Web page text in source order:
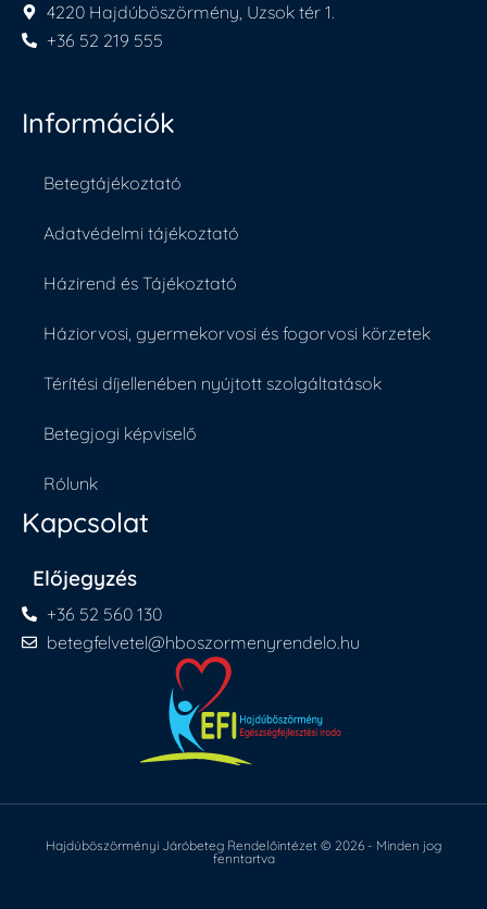
4220 Hajdúböszörmény, Uzsok tér 1.
+36 52 219 555
Információk
Betegtájékoztató
Adatvédelmi tájékoztató
Házirend és Tájékoztató
Háziorvosi, gyermekorvosi és fogorvosi körzetek
Térítési díjellenében nyújtott szolgáltatások
Betegjogi képviselő
Rólunk
Kapcsolat
Előjegyzés
+36 52 560 130
betegfelvetel@hboszormenyrendelo.hu
Hajdúböszörményi Járóbeteg Rendelőintézet © 2026 - Minden jog
fenntartva